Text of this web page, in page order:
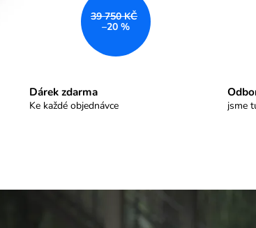
39 750 KČ
–20 %
Dárek zdarma
Ke každé objednávce jsme